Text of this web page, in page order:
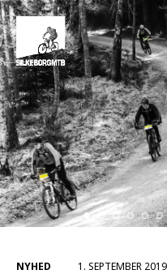
NYHED 1. SEPTEMBER 2019